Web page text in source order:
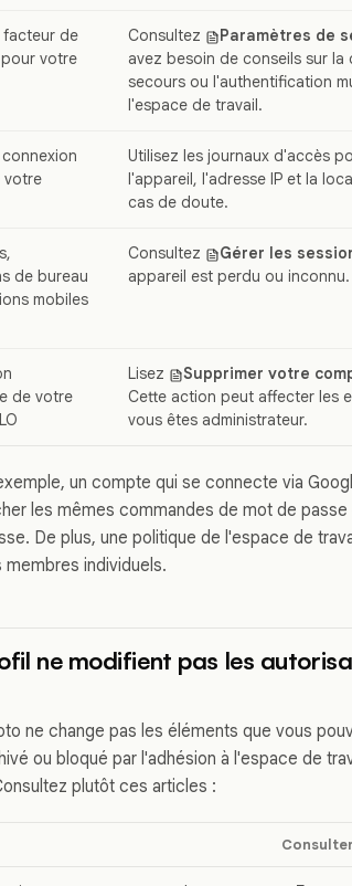
facteur de
votre
Consultez Paramètres de
avez besoin de conseils sur
secours ou l'authentification
l'espace de travail.
votre
Utilisez les journaux d'accès
l'appareil, l'adresse IP et la
cas de doute.
de bureau
mobiles
Consultez Gérer les
appareil est perdu ou inconnu.
de votre
Lisez Supprimer votre
Cette action peut affecter les
vous êtes administrateur.
un compte qui se connecte via
les mêmes commandes de mot de passe
De plus, une politique de l'espace de
individuels.
ne modifient pas les
ne change pas les éléments que vous
ou bloqué par l'adhésion à l'espace de
plutôt ces articles :